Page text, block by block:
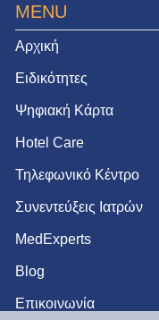
MENU
Αρχική
Ειδικότητες
Ψηφιακή Κάρτα
Hotel Care
Τηλεφωνικό Κέντρο
Συνεντεύξεις Ιατρών
MedExperts
Blog
Επικοινωνία